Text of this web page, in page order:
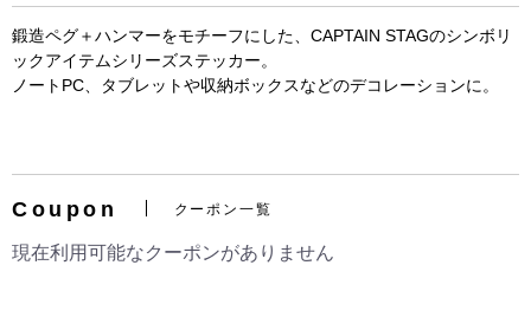
お買い物を続ける カートへ進む
鍛造ペグ＋ハンマーをモチーフにした、CAPTAIN STAGのシンボリ
ックアイテムシリーズステッカー。
ノートPC、タブレットや収納ボックスなどのデコレーションに。
Coupon クーポン一覧
現在利用可能なクーポンがありません